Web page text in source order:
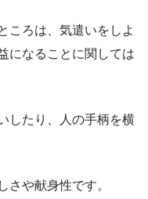
ころは、気遣いをしよ
になることに関しては
したり、人の手柄を横
さや献身性です。